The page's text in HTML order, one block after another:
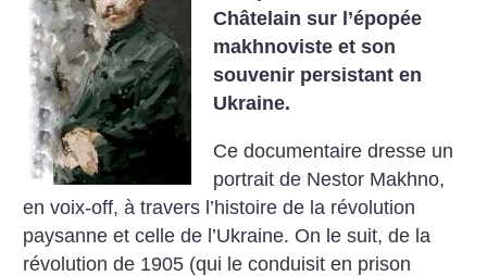
Châtelain sur l’épopée
makhnoviste et son
souvenir persistant en
Ukraine.
Ce documentaire dresse un
portrait de Nestor Makhno,
en voix-off, à travers l’histoire de la révolution
paysanne et celle de l’Ukraine. On le suit, de la
révolution de 1905 (qui le conduisit en prison